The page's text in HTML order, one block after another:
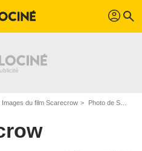
profil search
Images du film Scarecrow Photo de Scarecrow - Photo 3